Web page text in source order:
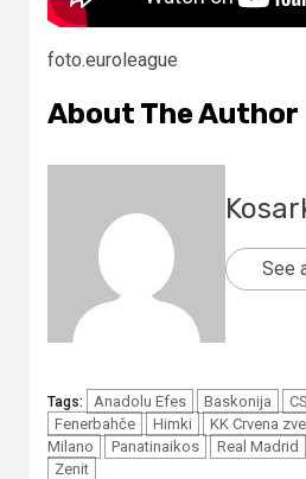
foto.euroleague
About The Author
See
Tags: Anadolu Efes Baskonija
Fenerbahče
Himki KK Crvena
Milano
Panatinaikos Real Madrid
Zenit